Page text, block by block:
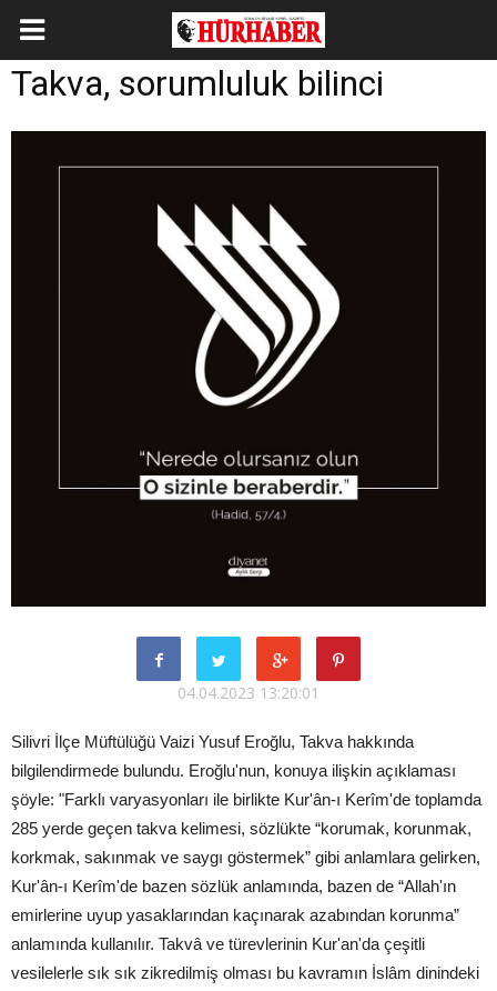
Takva, sorumluluk bilinci
04.04.2023 13:20:01
Silivri İlçe Müftülüğü Vaizi Yusuf Eroğlu, Takva hakkında
bilgilendirmede bulundu. Eroğlu'nun, konuya ilişkin açıklaması
şöyle: "Farklı varyasyonları ile birlikte Kur'ân-ı Kerîm'de toplamda
285 yerde geçen takva kelimesi, sözlükte “korumak, korunmak,
korkmak, sakınmak ve saygı göstermek” gibi anlamlara gelirken,
Kur'ân-ı Kerîm'de bazen sözlük anlamında, bazen de “Allah'ın
emirlerine uyup yasaklarından kaçınarak azabından korunma”
anlamında kullanılır. Takvâ ve türevlerinin Kur'an'da çeşitli
vesilelerle sık sık zikredilmiş olması bu kavramın İslâm dinindeki